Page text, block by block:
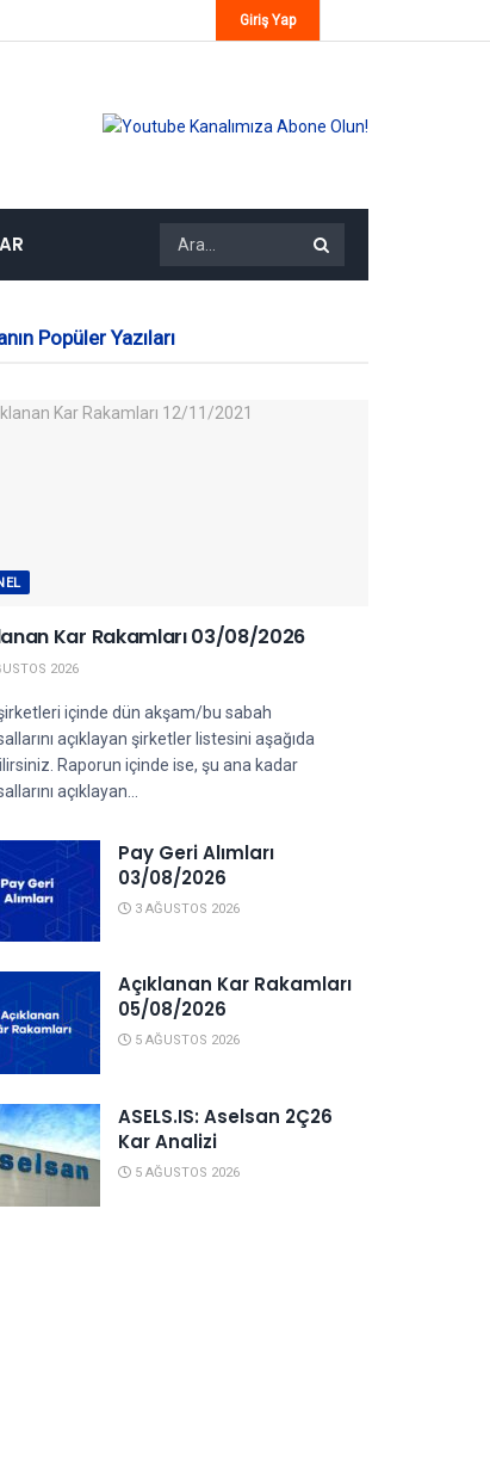
Giriş Yap
Popüler Yazıları
Kar Rakamları 03/08/2026
2026
içinde dün akşam/bu sabah
açıklayan şirketler listesini aşağıda
Raporun içinde ise, şu ana kadar
açıklayan...
Pay Geri Alımları
03/08/2026
3 AĞUSTOS 2026
Açıklanan Kar Rakamları
05/08/2026
5 AĞUSTOS 2026
ASELS.IS: Aselsan 2Ç26
Kar Analizi
5 AĞUSTOS 2026